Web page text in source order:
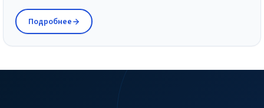
Подробнее